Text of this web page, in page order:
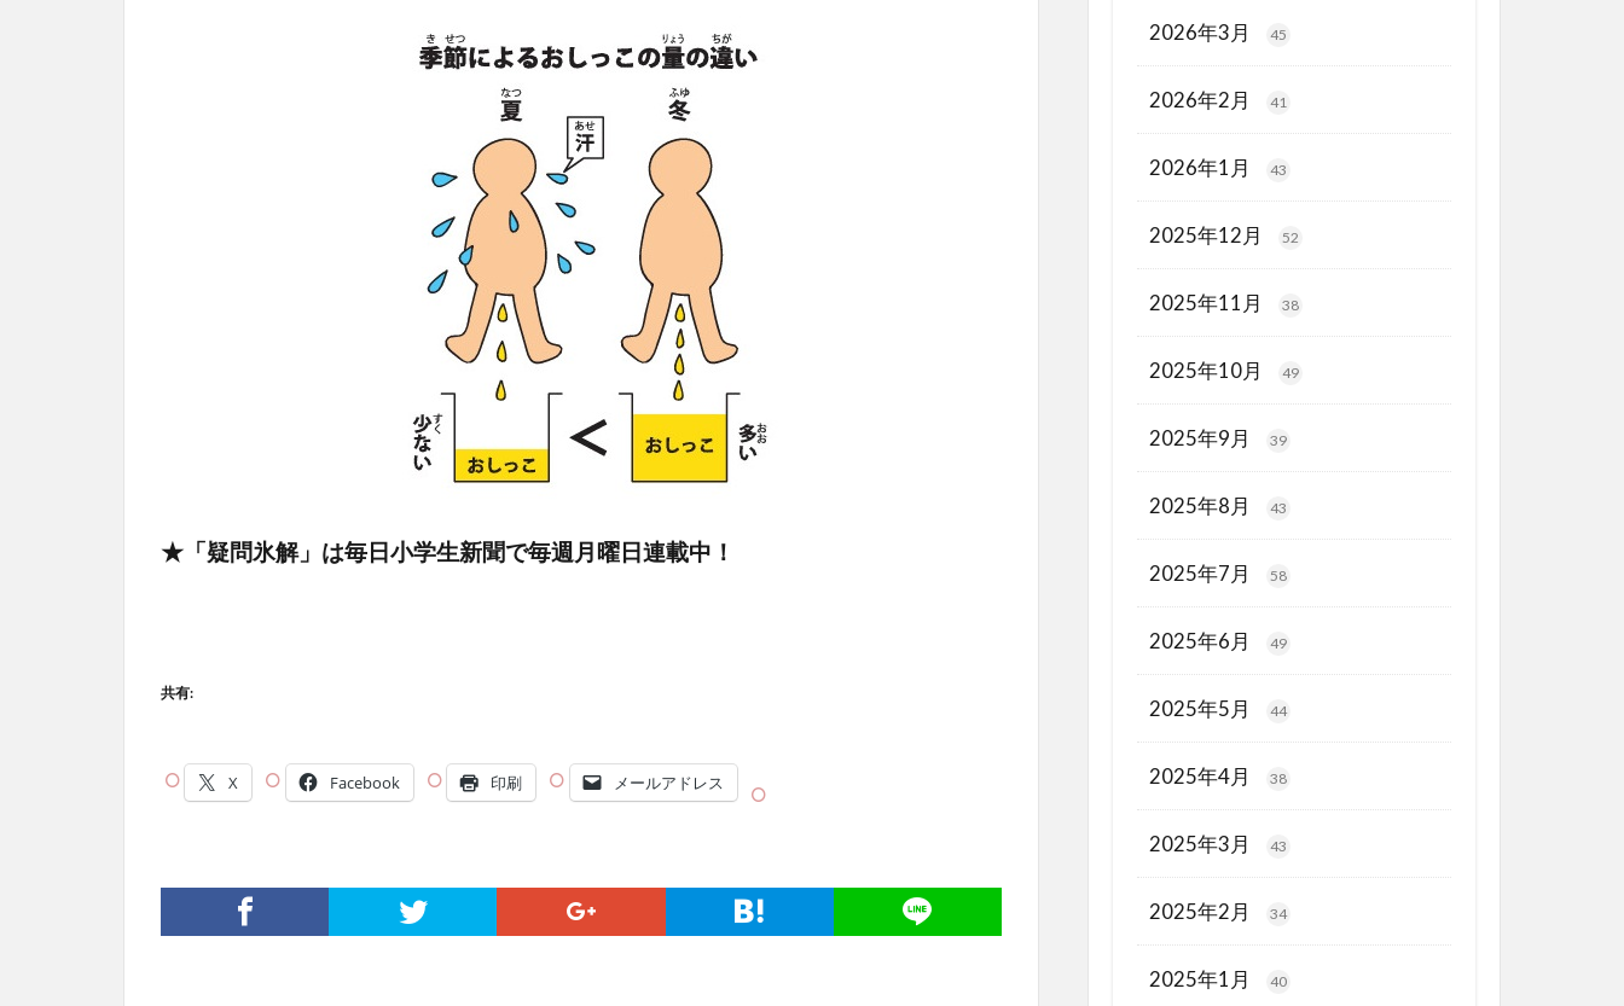
★「疑問氷解」は毎日小学生新聞で毎週月曜日連載中！
共有:
X Facebook 印刷 メールアドレス
2026年3月 45
2026年2月 41
2026年1月 43
2025年12月 52
2025年11月 38
2025年10月 49
2025年9月 39
2025年8月 43
2025年7月 58
2025年6月 49
2025年5月 44
2025年4月 38
2025年3月 43
2025年2月 34
2025年1月 40